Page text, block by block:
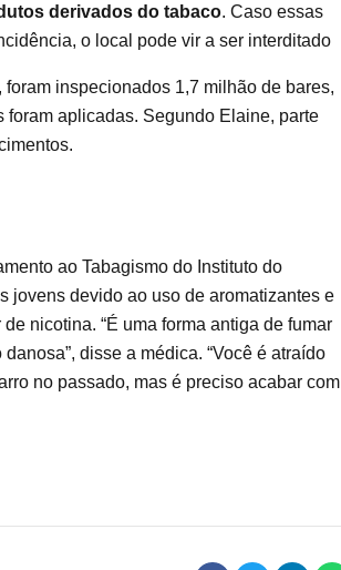
derivados do tabaco. Caso essas
o local pode vir a ser interditado
inspecionados 1,7 milhão de bares,
foram aplicadas. Segundo Elaine, parte
ao Tabagismo do Instituto do
jovens devido ao uso de aromatizantes e
nicotina. “É uma forma antiga de fumar
disse a médica. “Você é atraído
no passado, mas é preciso acabar com